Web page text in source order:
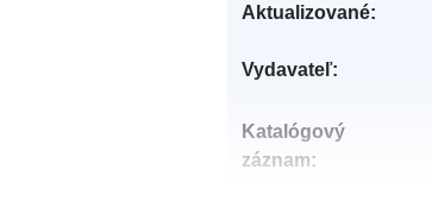
Aktualizované:
Vydavateľ:
Katalógový
záznam: